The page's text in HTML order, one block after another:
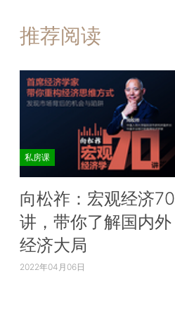
推荐阅读
私房课
向松祚：宏观经济70
讲，带你了解国内外
经济大局
2022年04月06日